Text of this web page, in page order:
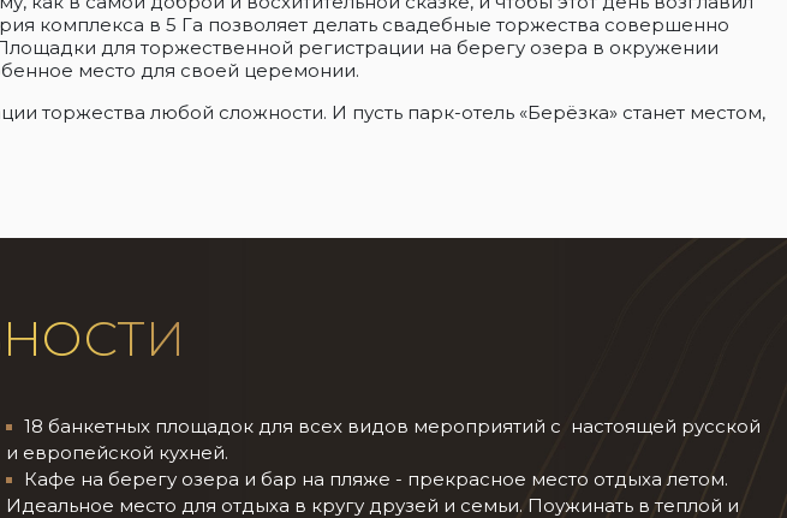
комплекса в 5 Га позволяет делать свадебные торжества совершенно
для торжественной регистрации на берегу озера в окружении
место для своей церемонии.
торжества любой сложности. И пусть парк-отель «Берёзка» станет местом,
18 банкетных площадок для всех видов мероприятий с настоящей русской
и европейской кухней.
Кафе на берегу озера и бар на пляже - прекрасное место отдыха летом.
Идеальное место для отдыха в кругу друзей и семьи. Поужинать в теплой и